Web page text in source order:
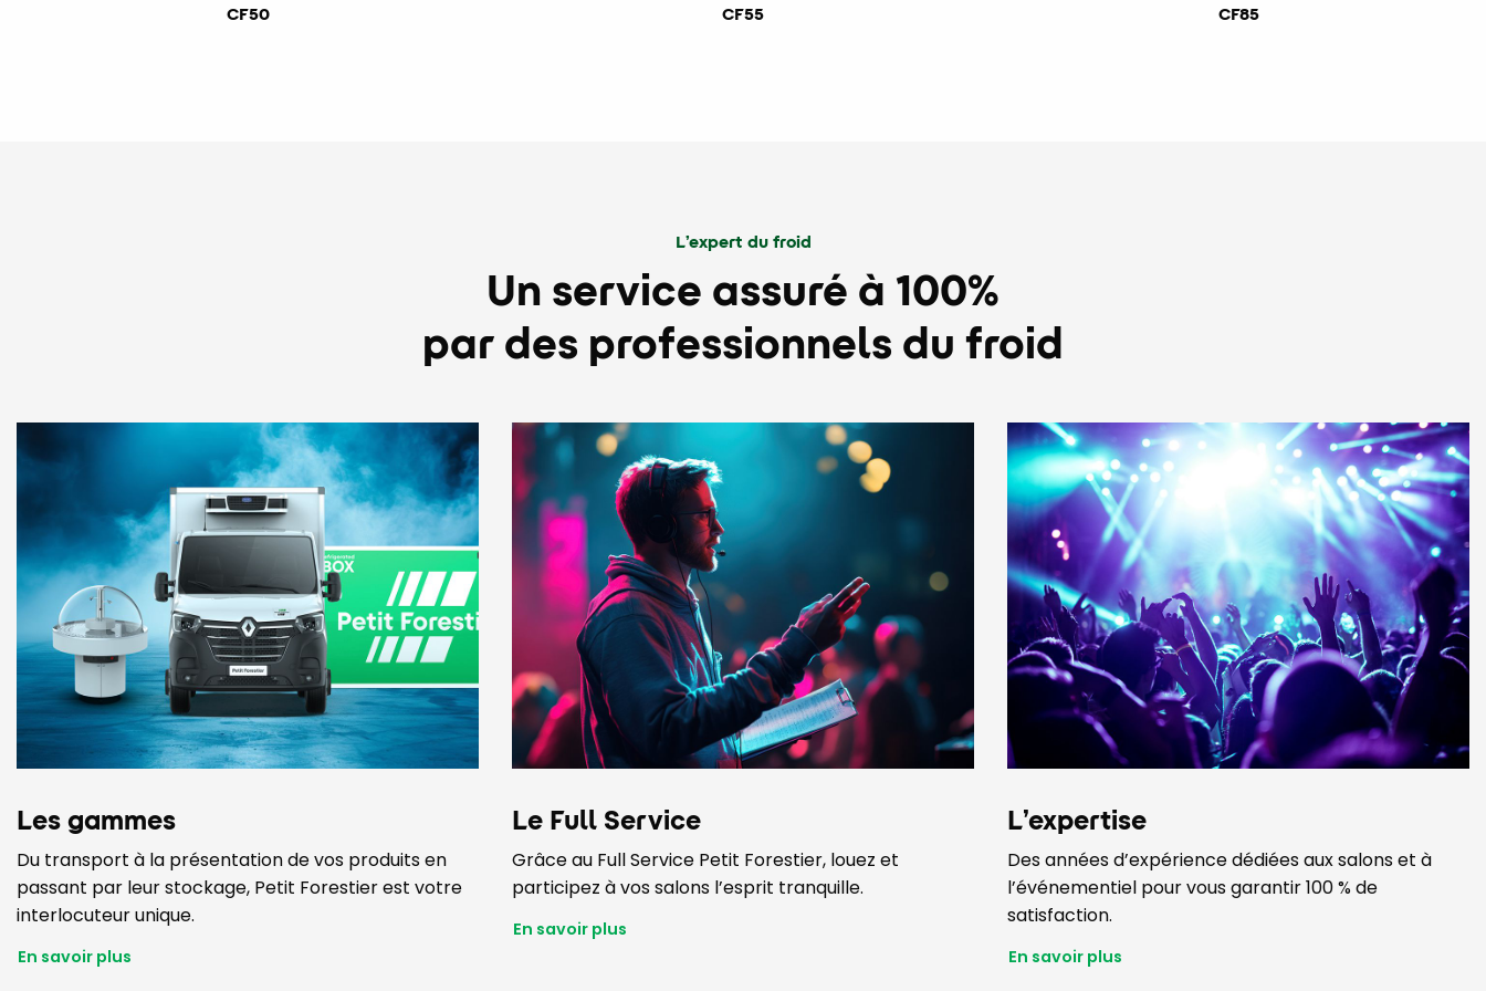
CF50 CF55 CF85
L’expert du froid
Un service assuré à 100%
par des professionnels du froid
Les gammes
Du transport à la présentation de vos produits en
passant par leur stockage, Petit Forestier est votre
interlocuteur unique.
En savoir plus
Le Full Service
Grâce au Full Service Petit Forestier, louez et
participez à vos salons l’esprit tranquille.
En savoir plus
L’expertise
Des années d’expérience dédiées aux salons et à
l’événementiel pour vous garantir 100 % de
satisfaction.
En savoir plus